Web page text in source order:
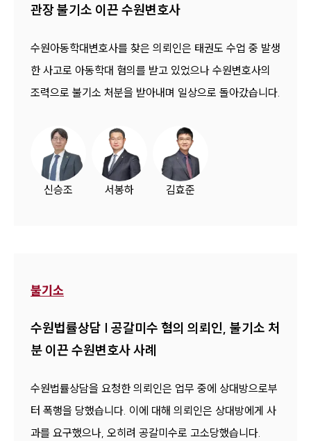
관장 불기소 이끈 수원변호사
수원아동학대변호사를 찾은 의뢰인은 태권도 수업 중 발생
한 사고로 아동학대 혐의를 받고 있었으나 수원변호사의
조력으로 불기소 처분을 받아내며 일상으로 돌아갔습니다.
신승조 서봉하 김효준
불기소
수원법률상담 | 공갈미수 혐의 의뢰인, 불기소 처
분 이끈 수원변호사 사례
수원법률상담을 요청한 의뢰인은 업무 중에 상대방으로부
터 폭행을 당했습니다. 이에 대해 의뢰인은 상대방에게 사
과를 요구했으나, 오히려 공갈미수로 고소당했습니다.